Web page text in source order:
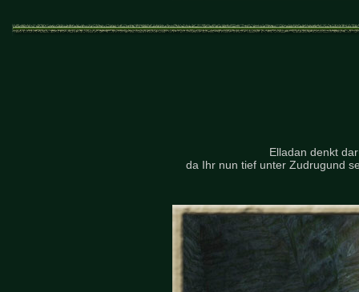
Elladan denkt
da Ihr nun tief unter Zudrugund